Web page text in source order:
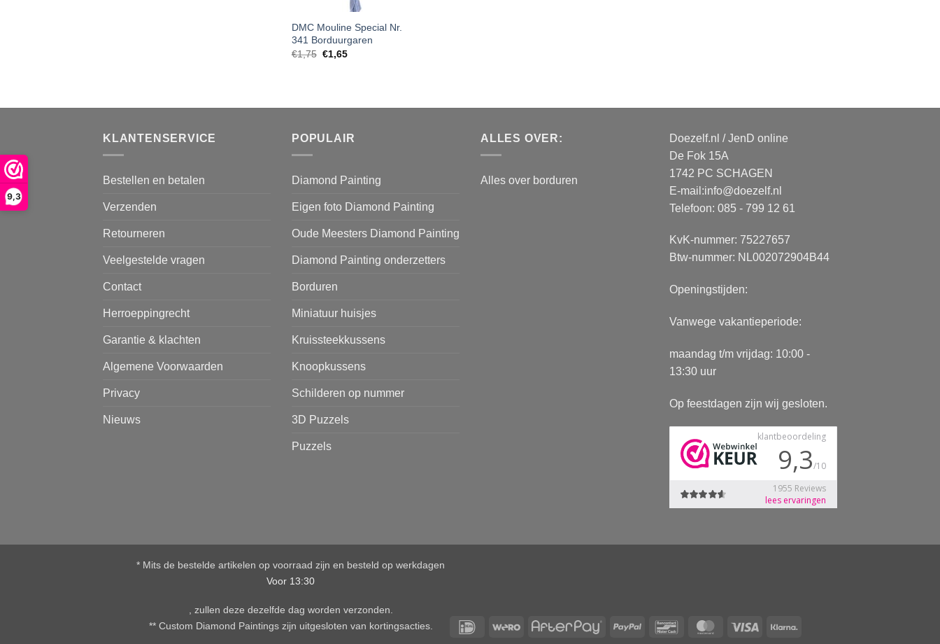
9,3
DMC Mouline Special Nr.
341 Borduurgaren
€1,75 €1,65
KLANTENSERVICE
Bestellen en betalen
Verzenden
Retourneren
Veelgestelde vragen
Contact
Herroeppingrecht
Garantie & klachten
Algemene Voorwaarden
Privacy
Nieuws
POPULAIR
Diamond Painting
Eigen foto Diamond Painting
Oude Meesters Diamond Painting
Diamond Painting onderzetters
Borduren
Miniatuur huisjes
Kruissteekkussens
Knoopkussens
Schilderen op nummer
3D Puzzels
Puzzels
ALLES OVER:
Alles over borduren
Doezelf.nl / JenD online
De Fok 15A
1742 PC SCHAGEN
E-mail:info@doezelf.nl
Telefoon: 085 - 799 12 61
KvK-nummer: 75227657
Btw-nummer: NL002072904B44
Openingstijden:
Vanwege vakantieperiode:
maandag t/m vrijdag: 10:00 -
13:30 uur
Op feestdagen zijn wij gesloten.
* Mits de bestelde artikelen op voorraad zijn en besteld op werkdagen
Voor 13:30
, zullen deze dezelfde dag worden verzonden.
** Custom Diamond Paintings zijn uitgesloten van kortingsacties.
IDeal Wero AfterPayPayPal BancontactMasterCard
Visa